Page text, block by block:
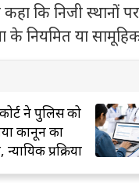
कि निजी स्थानों
के नियमित या
नीट 2026
आज से